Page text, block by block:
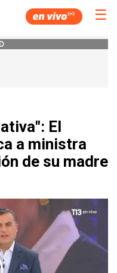
☰
El
a ministra
de su madre